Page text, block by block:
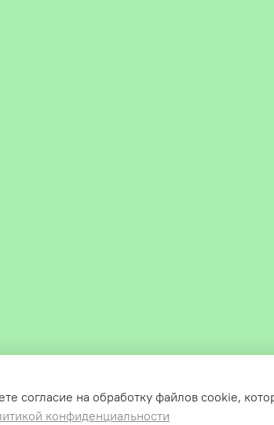
согласие на обработку файлов cookie,
конфиденциальности